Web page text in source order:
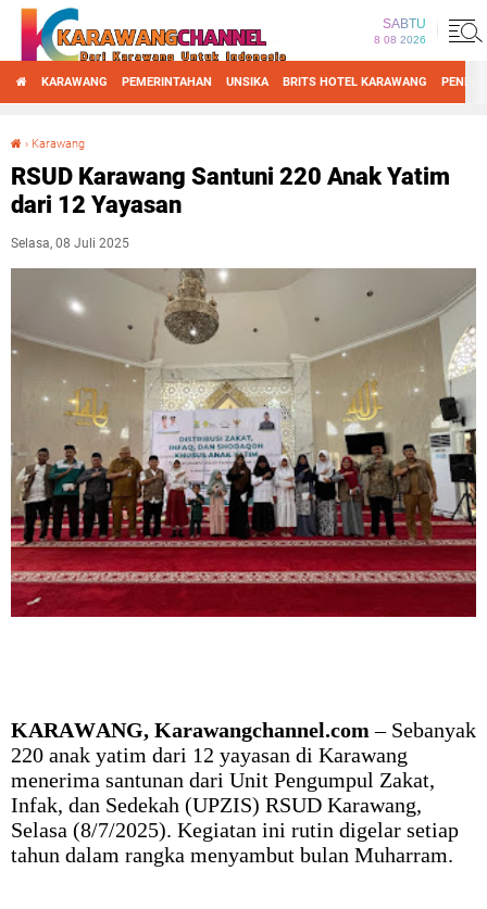
SABTU
8 08 2026
KARAWANG PEMERINTAHAN UNSIKA BRITS HOTEL KARAWANG
› Karawang
RSUD Karawang Santuni 220 Anak Yatim
dari 12 Yayasan
Selasa, 08 Juli 2025
KARAWANG, Karawangchannel.com – Sebanyak
220 anak yatim dari 12 yayasan di Karawang
menerima santunan dari Unit Pengumpul Zakat,
Infak, dan Sedekah (UPZIS) RSUD Karawang,
Selasa (8/7/2025). Kegiatan ini rutin digelar setiap
tahun dalam rangka menyambut bulan Muharram.